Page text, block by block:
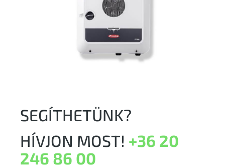
SEGÍTHETÜNK?
HÍVJON MOST! +36 20
246 86 00